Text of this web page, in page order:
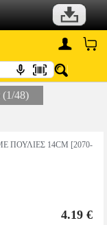
(1/48)
14CM [2070-
4.19 €